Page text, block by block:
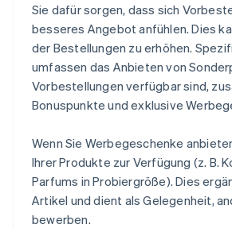
Sie dafür sorgen, dass sich
besseres Angebot anfühlen. Dies
der Bestellungen zu erhöhen.
umfassen das Anbieten von
Vorbestellungen verfügbar sind,
Bonuspunkte und exklusive
Wenn Sie Werbegeschenke
Ihrer Produkte zur Verfügung (z. B.
Parfums in Probiergröße). Dies
Artikel und dient als Gelegenheit,
bewerben.